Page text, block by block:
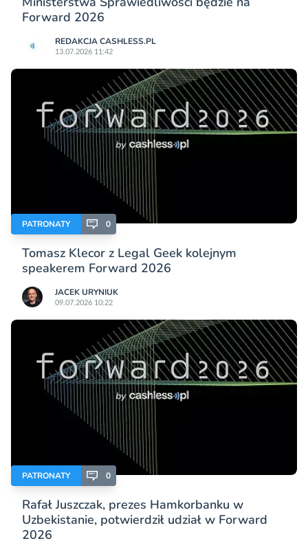
Forward 2026
REDAKCJA CASHLESS.PL
13.07.2026 11:42
PATRONATY 0
Tomasz Klecor z Legal Geek kolejnym
speakerem Forward 2026
JACEK URYNIUK
09.07.2026 10:22
PATRONATY 0
Rafał Juszczak, prezes Hamkorbanku w
Uzbekistanie, potwierdził udział w Forward
2026